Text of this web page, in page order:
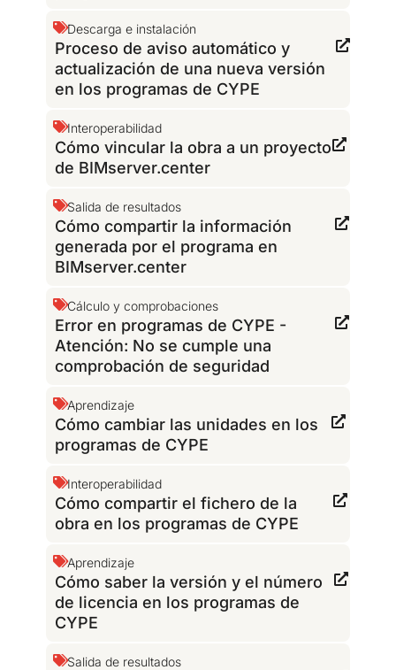
Descarga e instalación
Proceso de aviso automático y
actualización de una nueva versión
en los programas de CYPE
Interoperabilidad
Cómo vincular la obra a un proyecto
de BIMserver.center
Salida de resultados
Cómo compartir la información
generada por el programa en
BIMserver.center
Cálculo y comprobaciones
Error en programas de CYPE -
Atención: No se cumple una
comprobación de seguridad
Aprendizaje
Cómo cambiar las unidades en los
programas de CYPE
Interoperabilidad
Cómo compartir el fichero de la
obra en los programas de CYPE
Aprendizaje
Cómo saber la versión y el número
de licencia en los programas de
CYPE
Salida de resultados